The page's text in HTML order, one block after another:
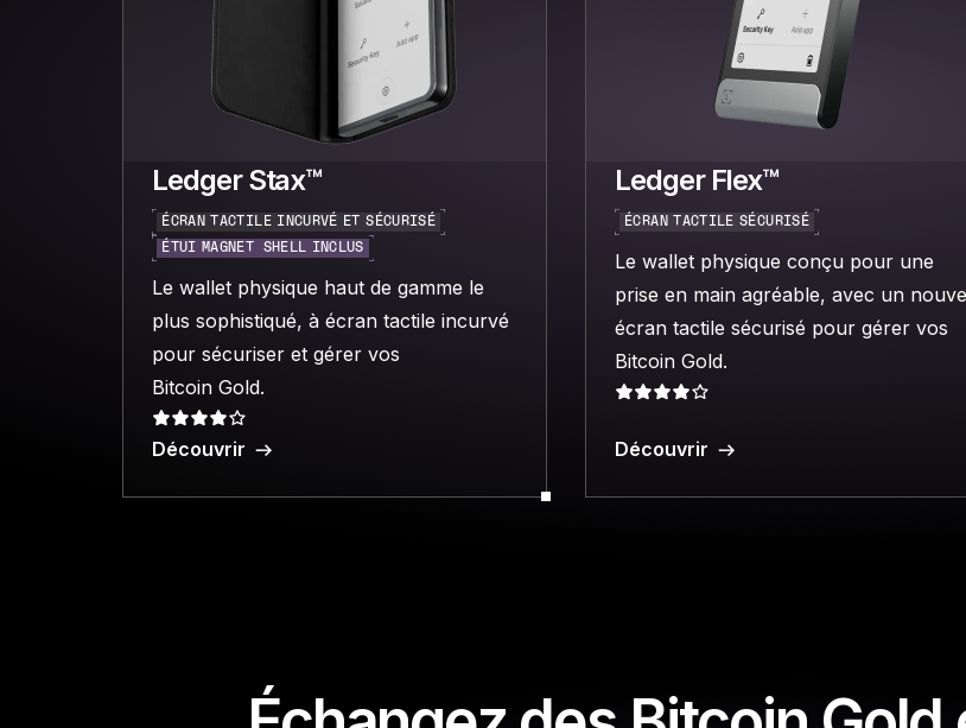
Ledger Stax™
ÉCRAN TACTILE INCURVÉ ET SÉCURISÉ
ÉTUI MAGNET SHELL INCLUS
Le wallet physique haut de gamme le
plus sophistiqué, à écran tactile incurvé
pour sécuriser et gérer vos
Bitcoin Gold.
Découvrir
Ledger Flex™
ÉCRAN TACTILE SÉCURISÉ
Le wallet physique conçu pour une
prise en main agréable, avec un
écran tactile sécurisé pour gérer vos
Bitcoin Gold.
Découvrir